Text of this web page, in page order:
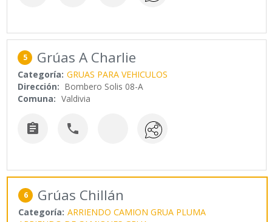
5 Grúas A Charlie
Categoría: GRUAS PARA VEHICULOS
Dirección: Bombero Solis 08-A
Comuna: Valdivia
 
6 Grúas Chillán
Categoría: ARRIENDO CAMION GRUA PLUMA